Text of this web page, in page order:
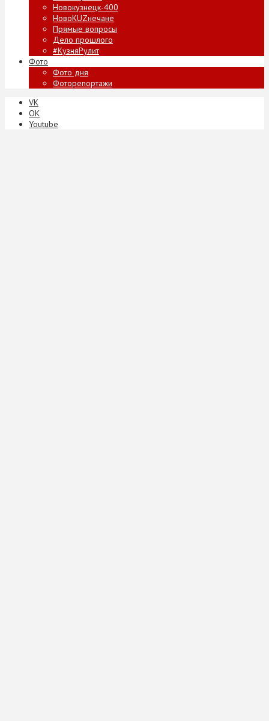
Новокузнецк-400
НовоKUZнечане
Прямые вопросы
Дело прошлого
#КузняРулит
Фото
Фото дня
Фоторепортажи
VK
ОК
Youtube